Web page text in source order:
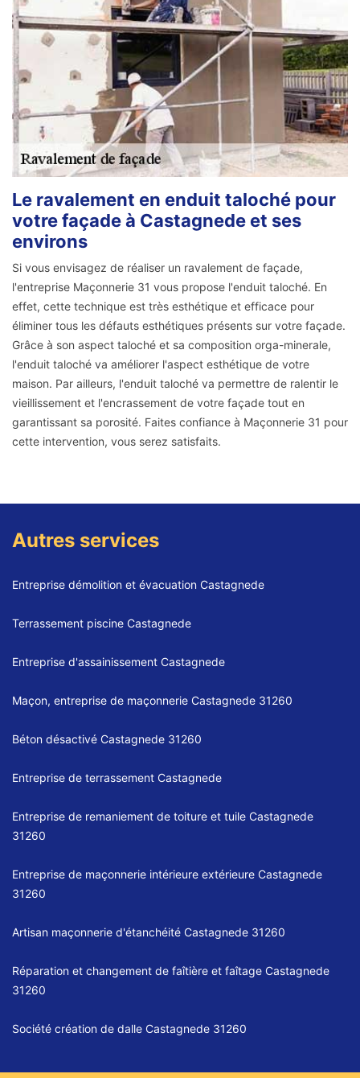
Le ravalement en enduit taloché pour
votre façade à Castagnede et ses
environs
Si vous envisagez de réaliser un ravalement de façade,
l'entreprise Maçonnerie 31 vous propose l'enduit taloché. En
effet, cette technique est très esthétique et efficace pour
éliminer tous les défauts esthétiques présents sur votre façade.
Grâce à son aspect taloché et sa composition orga-minerale,
l'enduit taloché va améliorer l'aspect esthétique de votre
maison. Par ailleurs, l'enduit taloché va permettre de ralentir le
vieillissement et l'encrassement de votre façade tout en
garantissant sa porosité. Faites confiance à Maçonnerie 31 pour
cette intervention, vous serez satisfaits.
Autres services
Entreprise démolition et évacuation Castagnede
Terrassement piscine Castagnede
Entreprise d'assainissement Castagnede
Maçon, entreprise de maçonnerie Castagnede 31260
Béton désactivé Castagnede 31260
Entreprise de terrassement Castagnede
Entreprise de remaniement de toiture et tuile Castagnede
31260
Entreprise de maçonnerie intérieure extérieure Castagnede
31260
Artisan maçonnerie d'étanchéité Castagnede 31260
Réparation et changement de faîtière et faîtage Castagnede
31260
Société création de dalle Castagnede 31260